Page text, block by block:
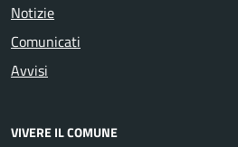
Notizie
Comunicati
Avvisi
VIVERE IL COMUNE